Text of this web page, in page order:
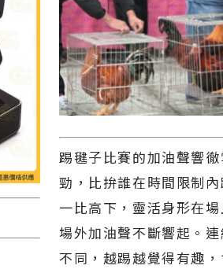
踢毽子比賽的加油聲響
勁，比拚誰在時間限制
一比高下，靈活身形在
場外加油聲不斷響起。
不同，越踢越覺得有趣